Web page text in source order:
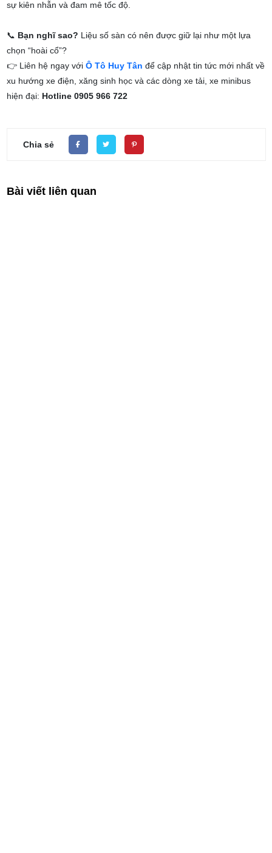
sự kiên nhẫn và đam mê tốc độ.
📞 Bạn nghĩ sao? Liệu số sàn có nên được giữ lại như một lựa
chọn “hoài cổ”?
👉 Liên hệ ngay với Ô Tô Huy Tân để cập nhật tin tức mới nhất về
xu hướng xe điện, xăng sinh học và các dòng xe tải, xe minibus
hiện đại: Hotline 0905 966 722
Chia sẻ
Bài viết liên quan